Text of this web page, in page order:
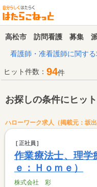
高松市 訪問看護 募集 派
看護師・准看護師に関す
ヒット件数： 94件
お探しの条件にヒッ
ハローワーク求人（掲載元：坂出
正社員
作業療法士、理学
ｅ：Ｈｏｍｅ）
株式会社 彩